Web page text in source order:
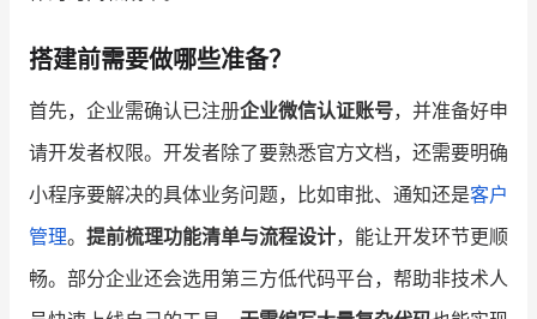
搭建前需要做哪些准备？
首先，企业需确认已注册企业微信认证账号，并准备好申
请开发者权限。开发者除了要熟悉官方文档，还需要明确
小程序要解决的具体业务问题，比如审批、通知还是客户
管理。 提前梳理功能清单与流程设计，能让开发环节更顺
畅。部分企业还会选用第三方低代码平台，帮助非技术人